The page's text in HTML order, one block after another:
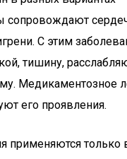
сопровождают
С этим
тишину,
Медикаментозное
его проявления.
применяются